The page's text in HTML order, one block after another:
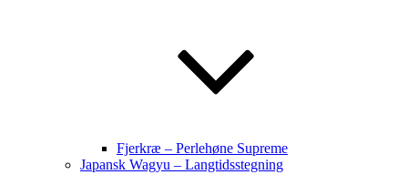
Fjerkræ – Perlehøne Supreme
Japansk Wagyu – Langtidsstegning